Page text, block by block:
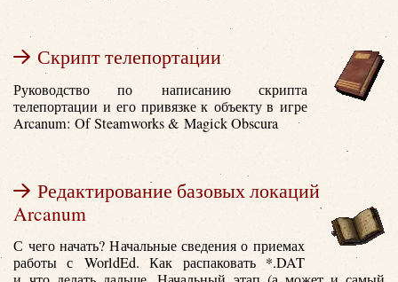
Скрипт телепортации
Руководство по написанию скрипта
телепортации и его привязке к объекту в игре
Arcanum: Of Steamworks & Magick Obscura
Редактирование базовых локаций
Arcanum
С чего начать? Начальные сведения о приемах
работы с WorldEd. Как распаковать *.DAT